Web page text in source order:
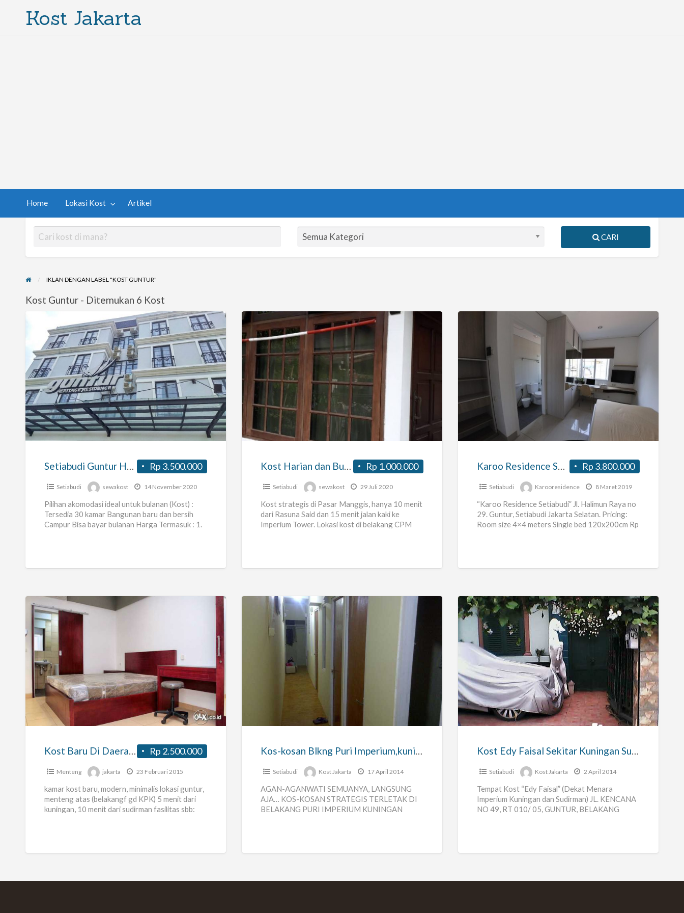
Kost Jakarta
Home Lokasi Kost Artikel
CARI
IKLAN DENGAN LABEL "KOST GUNTUR"
Kost Guntur - Ditemukan 6 Kost
Setiabudi
Guntur
Heritage
Rp 3.500.000
Setiabudi Guntur Heritage
Setiabudi sewakost 14 November 2020
Pilihan akomodasi ideal untuk bulanan (Kost) :
Tersedia 30 kamar Bangunan baru dan bersih
Campur Bisa bayar bulanan Harga Termasuk : 1.
Kost
Harian
dan
Bulanan
Manggis
Setiabudi
Rp 1.000.000
Kost Harian dan Bulanan di Pasar Manggis Setiabudi
Setiabudi sewakost 29 Juli 2020
Kost strategis di Pasar Manggis, hanya 10 menit
dari Rasuna Said dan 15 menit jalan kaki ke
Imperium Tower. Lokasi kost di belakang CPM
Residence
Setiabudi
Rp 3.800.000
Karoo Residence Setiabudi
Setiabudi Karooresidence 8 Maret 2019
“Karoo Residence Setiabudi” Jl. Halimun Raya no
29. Guntur, Setiabudi Jakarta Selatan. Pricing:
Room size 4×4 meters Single bed 120x200cm Rp
Kost
Baru
Di
Daerah
Jakarta
Rp 2.500.000
Kost Baru Di Daerah Guntur, Rasuna Said Jakarta
Menteng jakarta 23 Februari 2015
kamar kost baru, modern, minimalis lokasi guntur,
menteng atas (belakangf gd KPK) 5 menit dari
kuningan, 10 menit dari sudirman fasilitas sbb:
Guntur
Kos-kosan Blkng Puri Imperium,kuningan Deket Jl Guntur
Setiabudi Kost Jakarta 17 April 2014
AGAN-AGANWATI SEMUANYA, LANGSUNG
AJA… KOS-KOSAN STRATEGIS TERLETAK DI
BELAKANG PURI IMPERIUM KUNINGAN
Kost
Edy
Faisal
Sekitar
Thamrin
Kost Edy Faisal Sekitar Kuningan Sudirman Thamrin
Setiabudi Kost Jakarta 2 April 2014
Tempat Kost “Edy Faisal” (Dekat Menara
Imperium Kuningan dan Sudirman) JL. KENCANA
NO 49, RT 010/ 05, GUNTUR, BELAKANG